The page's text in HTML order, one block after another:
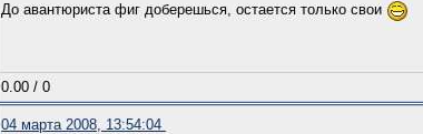
До авантюриста фиг доберешься, остается только свои
0.00 / 0
04 марта 2008, 13:54:04